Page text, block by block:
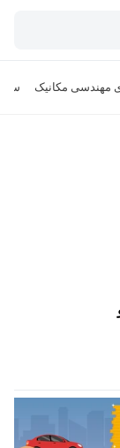
مهندسی مکانیک